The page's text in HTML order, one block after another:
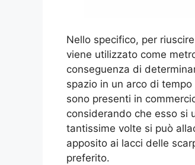
Nello specifico, per
viene utilizzato come
conseguenza di
spazio in un arco di
sono presenti in
considerando che esso si
tantissime volte si può
apposito ai lacci delle
preferito.